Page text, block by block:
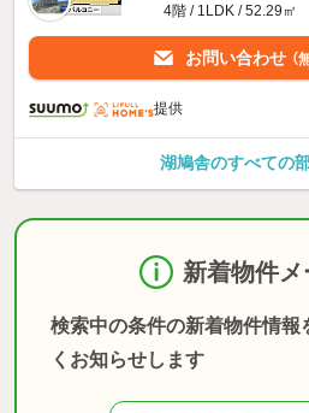
4階 / 1LDK / 52.29㎡
お問い合わせ （
提供
湖鳩舎のすべての
新着物件
検索中の条件の新着物件情報
くお知らせします